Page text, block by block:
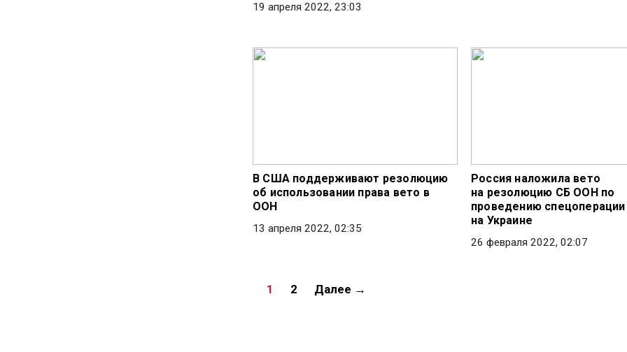
19 апреля 2022, 23:03
В США поддерживают резолюцию
об использовании права вето в
ООН
13 апреля 2022, 02:35
Россия наложила вето
на резолюцию СБ ООН по
проведению спецоперации
на Украине
26 февраля 2022, 02:07
1 2 Далее →